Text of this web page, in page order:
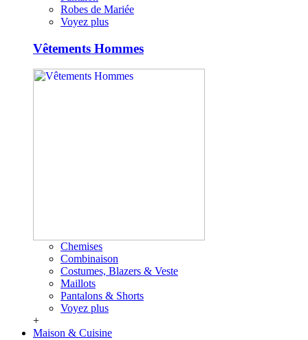
Robes de Mariée
Voyez plus
Vêtements Hommes
Chemises
Combinaison
Costumes, Blazers & Veste
Maillots
Pantalons & Shorts
Voyez plus
+
Maison & Cuisine